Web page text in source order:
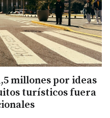
millones por ideas
turísticos fuera